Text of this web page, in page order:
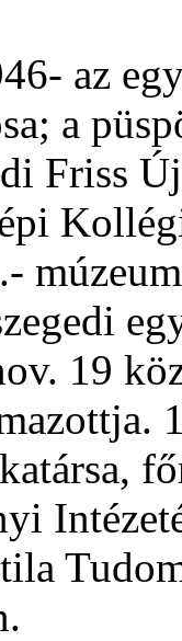
az
a
Friss
19